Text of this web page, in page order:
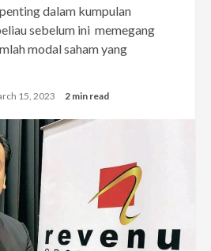
dalam kumpulan
sebelum ini memegang
modal saham yang
15, 2023 2 min read